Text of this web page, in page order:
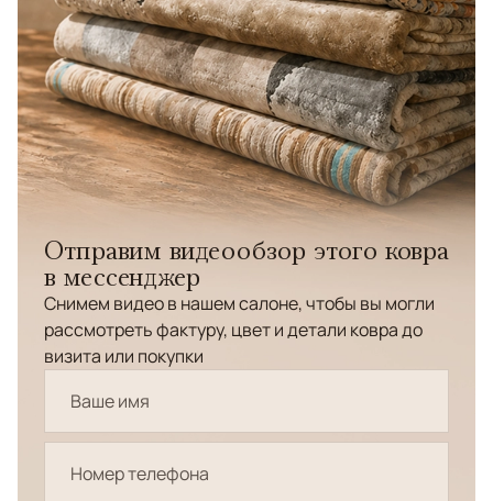
Отправим видеообзор этого ковра
в мессенджер
Снимем видео в нашем салоне, чтобы вы могли
рассмотреть фактуру, цвет и детали ковра до
визита или покупки